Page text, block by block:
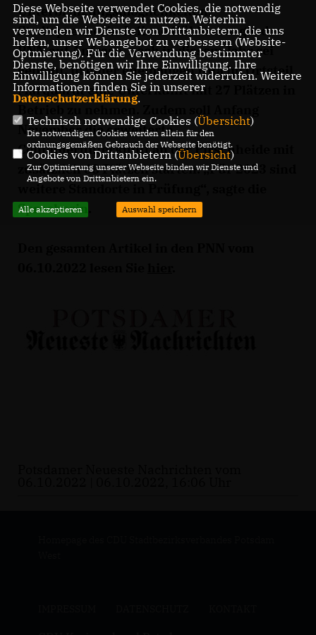
Unterbringungsmöglichkeiten.
Stadtsprecherin Juliane Güldner sagte den
PNN auf Anfrage, noch in diesem Jahr sei
geplant, in einer ehemaligen Kita im Ortsteil
Marquardt eine Unterkunft mit 27 Plätzen in
Betrieb zu nehmen. Zudem soll Anfang
November die erweiterte
Containerunterkunft an der Pirschheide mit
zusätzlich 68 Plätzen starten. „Für 2023 sind
Sprecherin.
Diese Webseite verwendet Cookies, die notwendig
sind, um die Webseite zu nutzen. Weiterhin
verwenden wir Dienste von Drittanbietern, die uns
helfen, unser Webangebot zu verbessern (Website-
Optmierung). Für die Verwendung bestimmter
Dienste, benötigen wir Ihre Einwilligung. Ihre
Einwilligung können Sie jederzeit widerrufen. Weitere
Informationen finden Sie in unserer
Datenschutzerklärung.
Technisch notwendige Cookies (Übersicht)
Die notwendigen Cookies werden allein für den
ordnungsgemäßen Gebrauch der Webseite benötigt.
Cookies von Drittanbietern (Übersicht)
Zur Optimierung unserer Webseite binden wir Dienste und
Angebote von Drittanbietern ein.
Alle akzeptieren Auswahl speichern